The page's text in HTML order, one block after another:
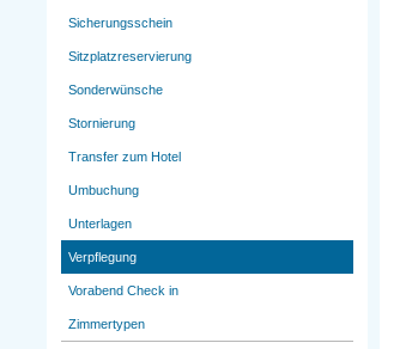
Sicherungsschein
Sitzplatzreservierung
Sonderwünsche
Stornierung
Transfer zum Hotel
Umbuchung
Unterlagen
Verpflegung
Vorabend Check in
Zimmertypen